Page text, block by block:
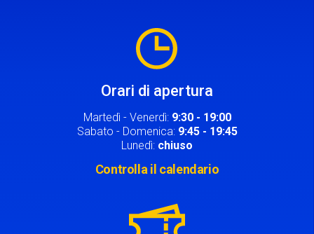
Orari di apertura
Martedì - Venerdì: 9:30 - 19:00
Sabato - Domenica: 9:45 - 19:45
Lunedì: chiuso
Controlla il calendario